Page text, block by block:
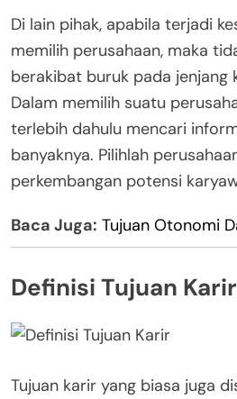
Di lain pihak, apabila terjadi
memilih perusahaan, maka
berakibat buruk pada jenjang
Dalam memilih suatu
terlebih dahulu mencari
banyaknya. Pilihlah
perkembangan potensi
Baca Juga: Tujuan Otonomi
Definisi Tujuan Karir
Tujuan karir yang biasa juga